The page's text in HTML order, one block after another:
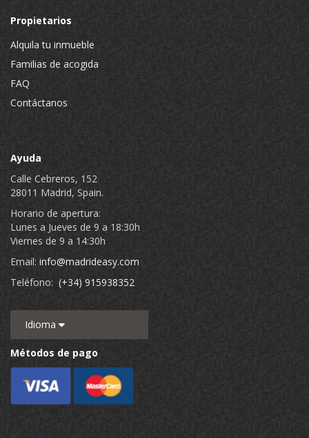
Propietarios
Alquila tu inmueble
Familias de acogida
FAQ
Contáctanos
Ayuda
Calle Cebreros, 152
28011 Madrid, Spain.
Horario de apertura:
Lunes a Jueves de 9 a 18:30h
Viernes de 9 a 14:30h
Email: info@madrideasy.com
Teléfono: (+34) 915938352
Idioma
Métodos de pago